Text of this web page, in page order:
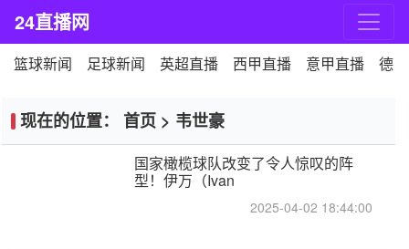
24直播网
篮球新闻 足球新闻 英超直播 西甲直播 意甲直播 德
现在的位置： 首页 > 韦世豪
国家橄榄球队改变了令人惊叹的阵
型！伊万（Ivan
2025-04-02 18:44:00